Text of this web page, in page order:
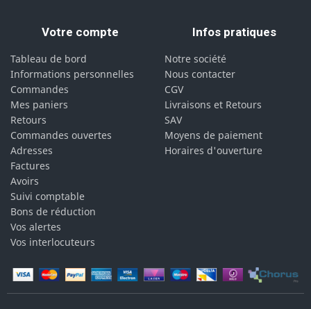
Votre compte
Tableau de bord
Informations personnelles
Commandes
Mes paniers
Retours
Commandes ouvertes
Adresses
Factures
Avoirs
Suivi comptable
Bons de réduction
Vos alertes
Vos interlocuteurs
Infos pratiques
Notre société
Nous contacter
CGV
Livraisons et Retours
SAV
Moyens de paiement
Horaires d'ouverture